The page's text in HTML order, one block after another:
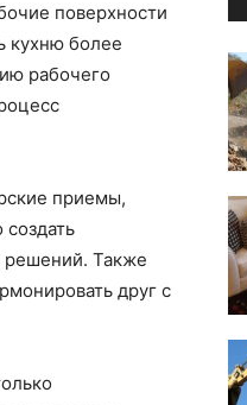
поверхности
кухню более
рабочего
приемы,
решений. Также
друг с